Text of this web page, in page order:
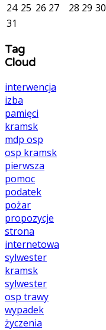
24 25 26 27 28 29 30
31
Tag
Cloud
interwencja
izba
pamięci
kramsk
mdp osp
osp kramsk
pierwsza
pomoc
podatek
pożar
propozycje
strona
internetowa
sylwester
kramsk
sylwester
osp trawy
wypadek
życzenia